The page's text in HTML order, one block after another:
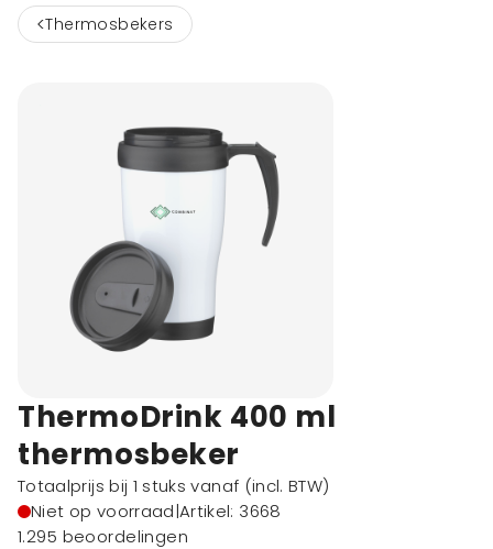
< Thermosbekers
ThermoDrink 400 ml
thermosbeker
Totaalprijs bij 1 stuks vanaf (incl. BTW)
Niet op voorraad|Artikel: 3668
1.295 beoordelingen